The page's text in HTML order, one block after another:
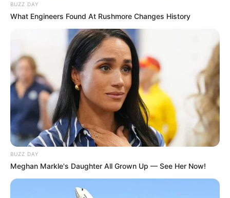
BUZZ DAY
What Engineers Found At Rushmore Changes History
BUZZ DAY
Meghan Markle's Daughter All Grown Up — See Her Now!